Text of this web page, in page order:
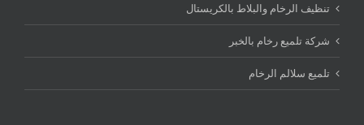
تنظيف الرخام والبلاط بالكريستال
شركة تلميع رخام بالخبر
تلميع سلالم الرخام